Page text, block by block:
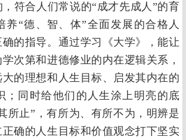
符合人们常说的“成才先成人”的育
养“德、智、体”全面发展的合格人
的指导。通过学习《大学》，能让
次第和进德修业的内在逻辑关系，
的理想和人生目标、启发其内在的
；同时给他们的人生涂上明亮的底
所止”，有所为、有所不为，明辨是
确的人生目标和价值观念打下坚实